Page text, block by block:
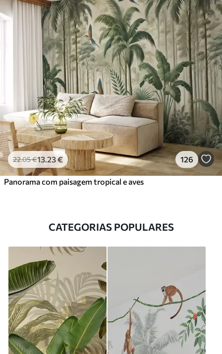
22.05€13 .23€ 126
Panorama com paisagem tropical e aves
CATEGORIAS POPULARES